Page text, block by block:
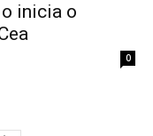
inicia o
0